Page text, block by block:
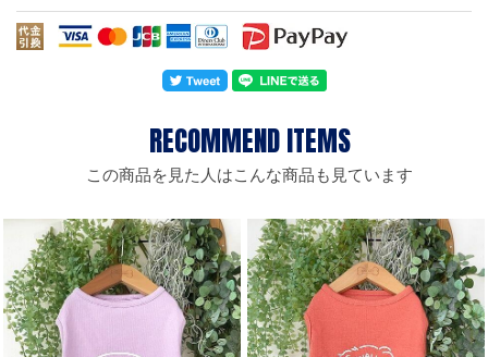
この商品を見た人はこんな商品も見ています